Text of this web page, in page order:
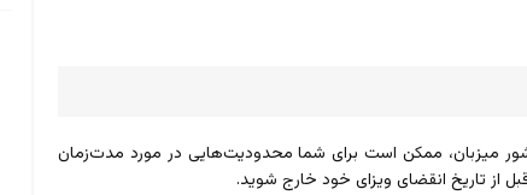
میزبان، ممکن است برای شما محدودیت‌هایی در مورد مدت‌زمان
از تاریخ انقضای ویزای خود خارج شوید.